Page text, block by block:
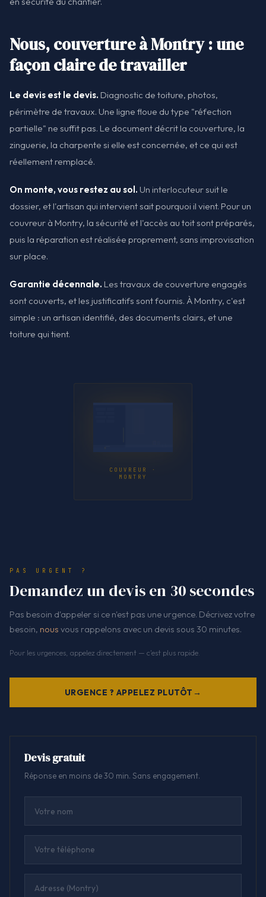
Nous, couverture à Montry : une
façon claire de travailler
Le devis est le devis. Diagnostic de toiture, photos,
périmètre de travaux. Une ligne floue du type "réfection
partielle" ne suffit pas. Le document décrit la couverture, la
zinguerie, la charpente si elle est concernée, et ce qui est
réellement remplacé.
On monte, vous restez au sol. Un interlocuteur suit le
dossier, et l'artisan qui intervient sait pourquoi il vient. Pour un
couvreur à Montry, la sécurité et l'accès au toit sont préparés,
puis la réparation est réalisée proprement, sans improvisation
sur place.
Garantie décennale. Les travaux de couverture engagés
sont couverts, et les justificatifs sont fournis. À Montry, c'est
simple : un artisan identifié, des documents clairs, et une
toiture qui tient.
COUVREUR ·
MONTRY
PAS URGENT ?
Demandez un devis en 30 secondes
Pas besoin d'appeler si ce n'est pas une urgence. Décrivez votre
besoin, nous vous rappelons avec un devis sous 30 minutes.
Pour les urgences, appelez directement — c'est plus rapide.
URGENCE ? APPELEZ PLUTÔT
Devis gratuit
Réponse en moins de 30 min. Sans engagement.